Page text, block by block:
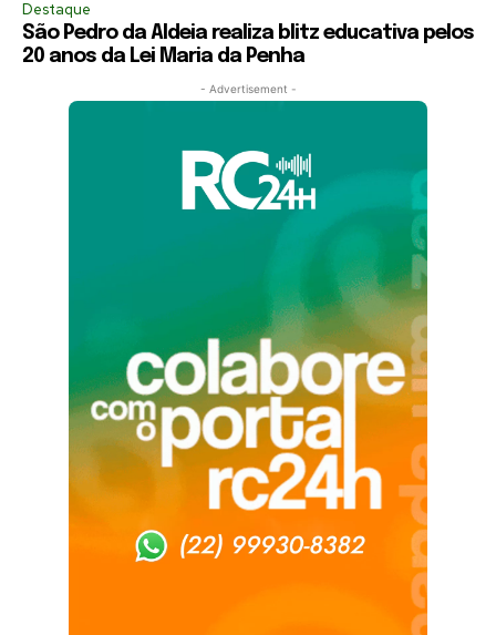
Destaque
São Pedro da Aldeia realiza blitz educativa pelos
20 anos da Lei Maria da Penha
- Advertisement -